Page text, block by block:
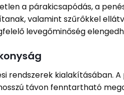
a párakicsapódás, a
valamint szűrőkkel
levegőminőség
rendszerek
távon fenntartható